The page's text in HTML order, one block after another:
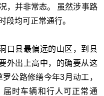
，并非常态。 虽然涉事路
段均可正常通行。
口县最偏远的山区，到县
外出上高中，的确要从这
公路修缮今年3月动工，
时车辆和行人可正常通